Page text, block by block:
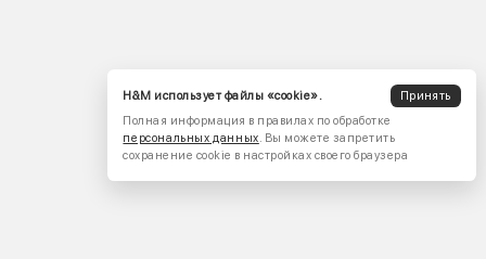
H&M использует файлы «cookie».
Принять
Полная информация в правилах по обработке
персональных данных. Вы можете запретить
сохранение cookie в настройках своего браузера